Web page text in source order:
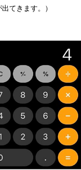
てきます。）